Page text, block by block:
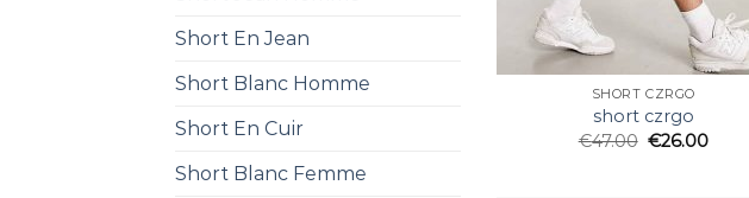
Short En Jean
Short Blanc Homme
Short En Cuir
Short Blanc Femme
SHORT CZRGO
short czrgo
€47.00 €26.00